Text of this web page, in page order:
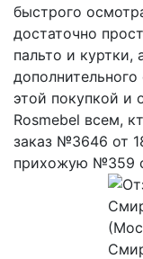
быстрого
достаточно
пальто и куртки,
этой покупкой и
Rosmebel всем,
заказ №3646 от
прихожую №359